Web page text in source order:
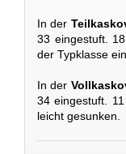
In der
33 eingestuft.
der Typklasse
In der
34 eingestuft.
leicht gesunken.